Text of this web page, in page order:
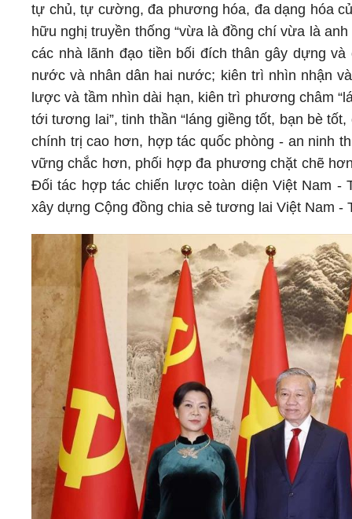
tự chủ, tự cường, đa phương hóa, đa dạng hóa
hữu nghị truyền thống “vừa là đồng chí vừa là
các nhà lãnh đạo tiền bối đích thân gây dựng
nước và nhân dân hai nước; kiên trì nhìn nhận
lược và tầm nhìn dài hạn, kiên trì phương châm
tới tương lai”, tinh thần “láng giềng tốt, bạn bè
chính trị cao hơn, hợp tác quốc phòng - an ninh
vững chắc hơn, phối hợp đa phương chặt chẽ
Đối tác hợp tác chiến lược toàn diện Việt Nam -
xây dựng Cộng đồng chia sẻ tương lai Việt Nam